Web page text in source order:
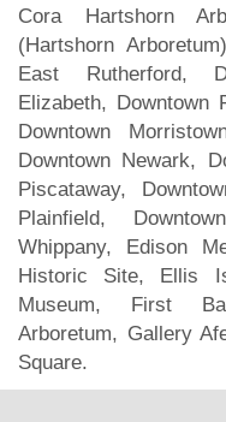
Cora Hartshorn
(Hartshorn
East Rutherford,
Elizabeth, Downtown
Downtown
Downtown Newark,
Piscataway,
Plainfield,
Whippany, Edison
Historic Site, Ellis
Museum, First
Arboretum, Gallery
Square.